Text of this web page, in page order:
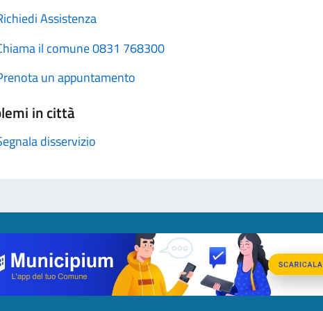
Assistenza
il comune 0831 768300
un appuntamento
in città
disservizio